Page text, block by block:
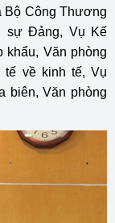
Bộ Công Thương
sự Đảng, Vụ Kế
khẩu, Văn phòng
tế về kinh tế, Vụ
biên, Văn phòng